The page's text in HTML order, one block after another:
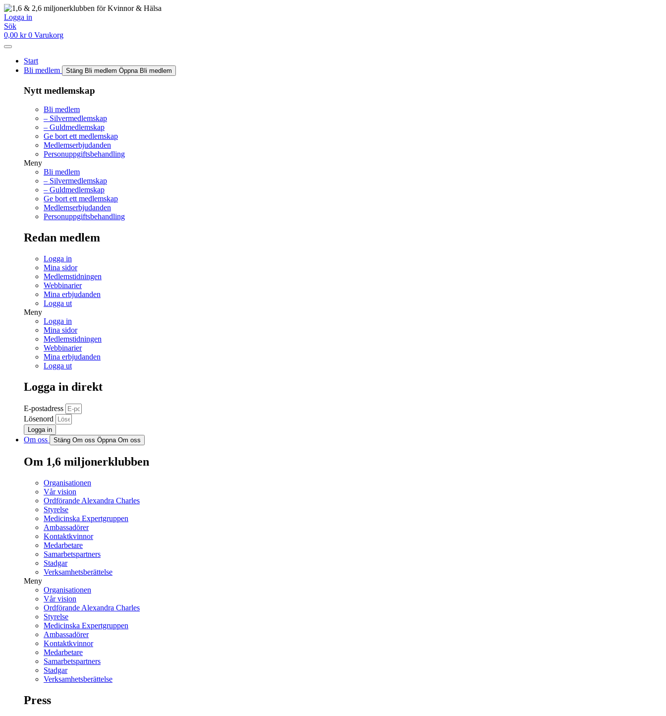
Hoppa
till
innehåll
Logga in
Sök
0,00 kr 0 Varukorg
Start
Bli medlem
Stäng Bli medlem Öppna Bli medlem
Nytt medlemskap
Bli medlem
– Silvermedlemskap
– Guldmedlemskap
Ge bort ett medlemskap
Medlemserbjudanden
Personuppgiftsbehandling
Meny
Bli medlem
– Silvermedlemskap
– Guldmedlemskap
Ge bort ett medlemskap
Medlemserbjudanden
Personuppgiftsbehandling
Redan medlem
Logga in
Mina sidor
Medlemstidningen
Webbinarier
Mina erbjudanden
Logga ut
Meny
Logga in
Mina sidor
Medlemstidningen
Webbinarier
Mina erbjudanden
Logga ut
Logga in direkt
E-postadress
Lösenord
Logga in
Om oss Stäng Om oss Öppna Om oss
Om 1,6 miljonerklubben
Organisationen
Vår vision
Ordförande Alexandra Charles
Styrelse
Medicinska Expertgruppen
Ambassadörer
Kontaktkvinnor
Medarbetare
Samarbetspartners
Stadgar
Verksamhetsberättelse
Meny
Organisationen
Vår vision
Ordförande Alexandra Charles
Styrelse
Medicinska Expertgruppen
Ambassadörer
Kontaktkvinnor
Medarbetare
Samarbetspartners
Stadgar
Verksamhetsberättelse
Press